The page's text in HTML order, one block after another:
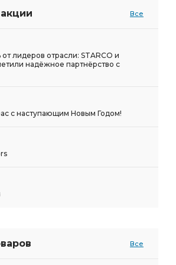
Все
лидеров отрасли: STARCO и
надёжное партнёрство с
с наступающим Новым Годом!
Все